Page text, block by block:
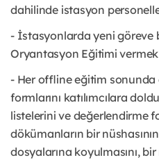
dahilinde istasyon
- İstasyonlarda yeni göreve
Oryantasyon Eğitimi vermek
- Her offline eğitim
formlarını katılımcılara
listelerini ve değerlendirme
dökümanların bir
dosyalarına koyulmasını,